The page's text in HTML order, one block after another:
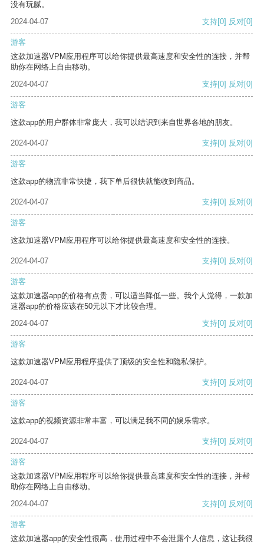
没有玩腻。
2024-04-07
支持[0] 反对[0]
游客
这款加速器VPM应用程序可以给你提供最高速度和安全性的连接，并帮
助你在网络上自由移动。
2024-04-07
支持[0] 反对[0]
游客
这款app的用户群体非常庞大，我可以结识到来自世界各地的朋友。
2024-04-07 支持[0] 反对[0]
游客
这款app的物流非常快捷，我下单后很快就能收到商品。
2024-04-07 支持[0] 反对[0]
游客
这款加速器VPM应用程序可以给你提供最高速度和安全性的连接。
2024-04-07 支持[0] 反对[0]
游客
这款加速器app的价格有点贵，可以适当降低一些。我个人觉得，一款加
速器app的价格应该在50元以下才比较合理。
2024-04-07
支持[0] 反对[0]
游客
这款加速器VPM应用程序提供了顶级的安全性和隐私保护。
2024-04-07 支持[0] 反对[0]
游客
这款app的视频资源非常丰富，可以满足我不同的娱乐需求。
2024-04-07 支持[0] 反对[0]
游客
这款加速器VPM应用程序可以给你提供最高速度和安全性的连接，并帮
助你在网络上自由移动。
2024-04-07
支持[0] 反对[0]
游客
这款加速器app的安全性很高，使用过程中不会泄露个人信息，这让我很